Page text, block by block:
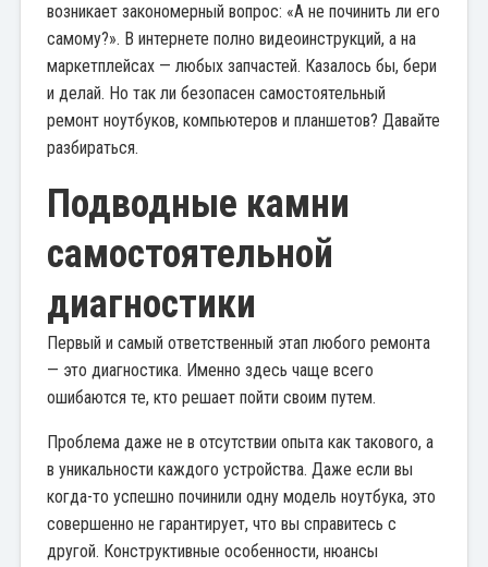
возникает закономерный вопрос: «А не починить ли его
самому?». В интернете полно видеоинструкций, а на
маркетплейсах — любых запчастей. Казалось бы, бери
и делай. Но так ли безопасен самостоятельный
ремонт ноутбуков, компьютеров и планшетов? Давайте
разбираться.
Подводные камни
самостоятельной
диагностики
Первый и самый ответственный этап любого ремонта
— это диагностика. Именно здесь чаще всего
ошибаются те, кто решает пойти своим путем.
Проблема даже не в отсутствии опыта как такового, а
в уникальности каждого устройства. Даже если вы
когда-то успешно починили одну модель ноутбука, это
совершенно не гарантирует, что вы справитесь с
другой. Конструктивные особенности, нюансы